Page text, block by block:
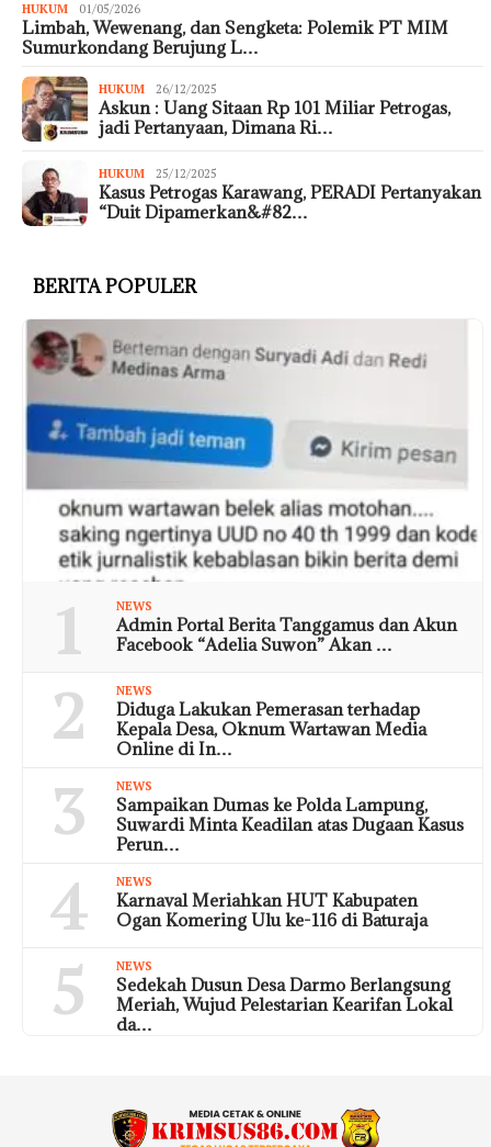
HUKUM 01/05/2026
Limbah, Wewenang, dan Sengketa: Polemik PT MIM
Sumurkondang Berujung L…
HUKUM 26/12/2025
Askun : Uang Sitaan Rp 101 Miliar Petrogas,
jadi Pertanyaan, Dimana Ri…
HUKUM 25/12/2025
Kasus Petrogas Karawang, PERADI Pertanyakan
“Duit Dipamerkan&#82…
BERITA POPULER
1 NEWS
Admin Portal Berita Tanggamus dan Akun
Facebook “Adelia Suwon” Akan …
2 NEWS
Diduga Lakukan Pemerasan terhadap
Kepala Desa, Oknum Wartawan Media
Online di In…
3 NEWS
Sampaikan Dumas ke Polda Lampung,
Suwardi Minta Keadilan atas Dugaan Kasus
Perun…
4 NEWS
Karnaval Meriahkan HUT Kabupaten
Ogan Komering Ulu ke-116 di Baturaja
5 NEWS
Sedekah Dusun Desa Darmo Berlangsung
Meriah, Wujud Pelestarian Kearifan Lokal
da…